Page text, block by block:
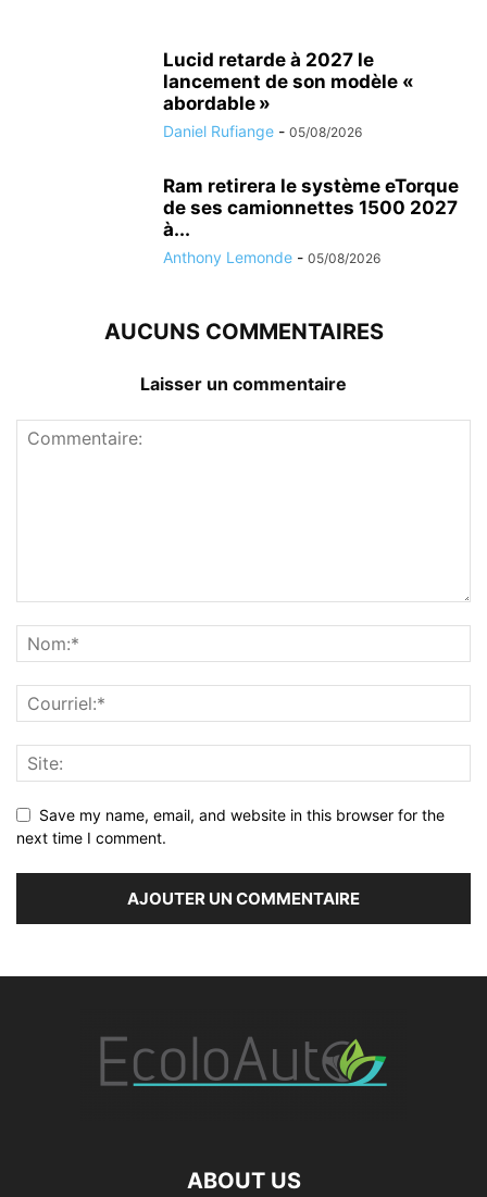
Lucid retarde à 2027 le
lancement de son modèle «
abordable »
Daniel Rufiange - 05/08/2026
Ram retirera le système eTorque
de ses camionnettes 1500 2027
à...
Anthony Lemonde - 05/08/2026
AUCUNS COMMENTAIRES
Laisser un commentaire
Save my name, email, and website in this browser for the
next time I comment.
ABOUT US